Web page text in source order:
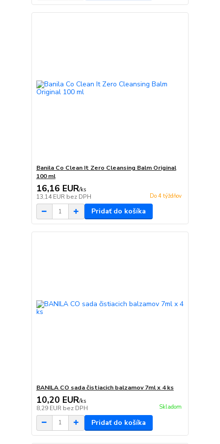
Banila Co Clean It Zero Cleansing Balm Original
100 ml
16,16 EUR/ks
13,14 EUR bez DPH Do 4 týždňov
Pridať do košíka
BANILA CO sada čistiacich balzamov 7ml x 4 ks
10,20 EUR/ks
8,29 EUR bez DPH Skladom
Pridať do košíka